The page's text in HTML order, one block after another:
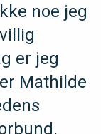
noe jeg
er jeg
Mathilde